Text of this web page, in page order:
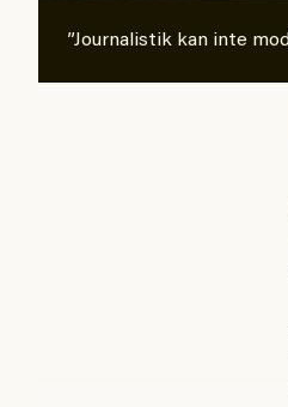
”Journalistik kan inte